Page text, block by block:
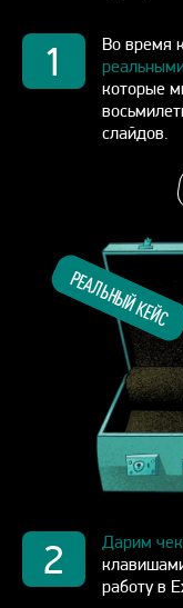
1
Во время
которые
слайдов.
РЕАЛЬНЫЙ КЕЙС
2 Дарим
работу в